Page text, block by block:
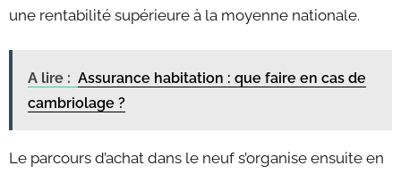
une rentabilité supérieure à la moyenne nationale.
A lire : Assurance habitation : que faire en cas de
cambriolage ?
Le parcours d’achat dans le neuf s’organise ensuite en